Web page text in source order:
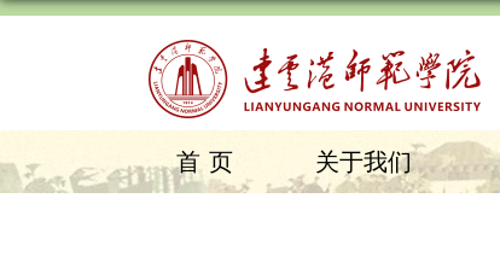
首页 关于我们